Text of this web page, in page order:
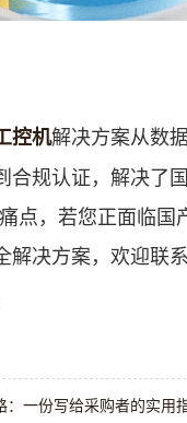
控机解决方案从数
合规认证，解决了
点，若您正面临国
解决方案，欢迎联
：一份写给采购者的实用